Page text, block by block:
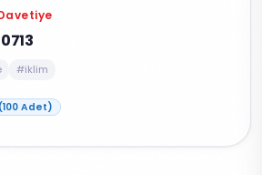
#iklim
Adet)